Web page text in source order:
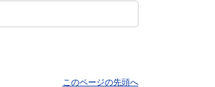
このページの先頭へ